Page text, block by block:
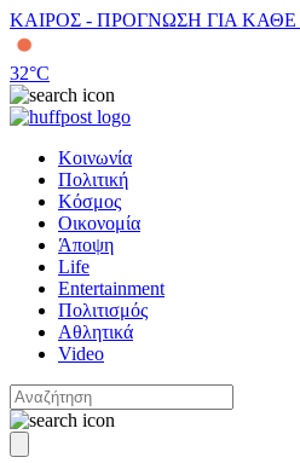
ΚΑΙΡΟΣ - ΠΡΟΓΝΩΣΗ ΓΙΑ
32°C
Κοινωνία
Πολιτική
Κόσμος
Οικονομία
Άποψη
Life
Entertainment
Πολιτισμός
Αθλητικά
Video